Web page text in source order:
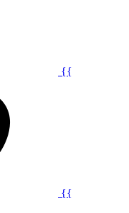
{{
{{